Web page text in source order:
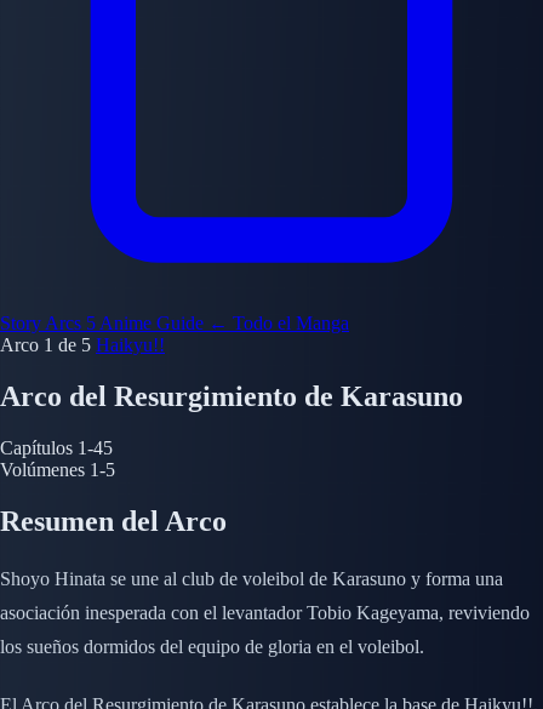
Story Arcs 5 Anime Guide ← Todo el Manga
Arco 1 de 5 Haikyu!!
Arco del Resurgimiento de Karasuno
Capítulos 1-45
Volúmenes 1-5
Resumen del Arco
Shoyo Hinata se une al club de voleibol de Karasuno y forma una
asociación inesperada con el levantador Tobio Kageyama, reviviendo
los sueños dormidos del equipo de gloria en el voleibol.
El Arco del Resurgimiento de Karasuno establece la base de Haikyu!!,